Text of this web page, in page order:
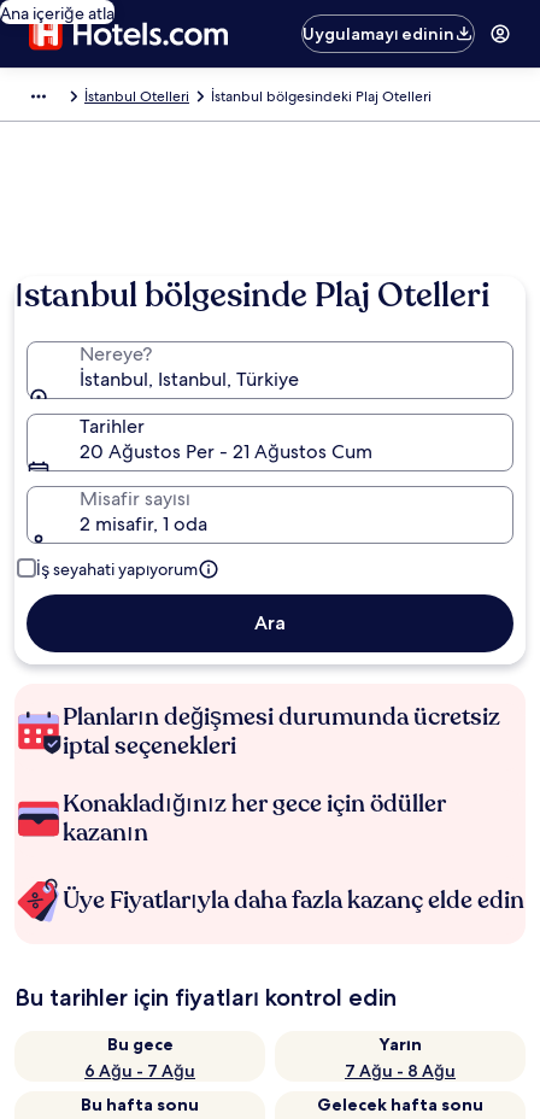
Ana içeriğe atla
Uygulamayı edinin
İstanbul Otelleri İstanbul bölgesindeki Plaj Otelleri
İstanbul bölgesinde Plaj Otelleri
Nereye?
İstanbul, Istanbul, Türkiye
Tarihler
20 Ağustos Per - 21 Ağustos Cum
Misafir sayısı
2 misafir, 1 oda
İş seyahati yapıyorum
Ara
Planların değişmesi durumunda ücretsiz
iptal seçenekleri
Konakladığınız her gece için ödüller
kazanın
Üye Fiyatlarıyla daha fazla kazanç elde edin
Bu tarihler için fiyatları kontrol edin
Bu gece
6 Ağu - 7 Ağu
Yarın
7 Ağu - 8 Ağu
Bu hafta sonu
Gelecek hafta sonu